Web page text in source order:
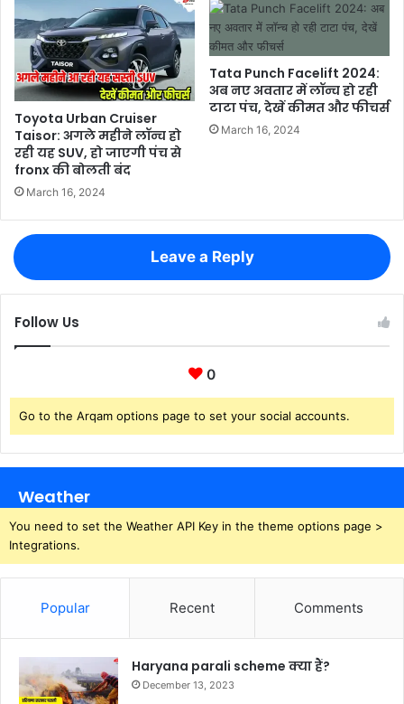
Toyota Urban Cruiser
Taisor: अगले महीने लॉन्च हो
रही यह SUV, हो जाएगी पंच से
fronx की बोलती बंद
March 16, 2024
Tata Punch Facelift 2024:
अब नए अवतार में लॉन्च हो रही
टाटा पंच, देखें कीमत और फीचर्स
March 16, 2024
Leave a Reply
Follow Us
0
Go to the Arqam options page to set your social accounts.
Weather
You need to set the Weather API Key in the theme options page >
Integrations.
Popular Recent Comments
Haryana parali scheme क्या हैं?
December 13, 2023